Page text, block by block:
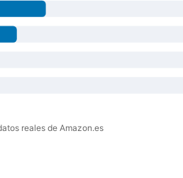
reales de Amazon.es